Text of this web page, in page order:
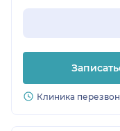
Клиника